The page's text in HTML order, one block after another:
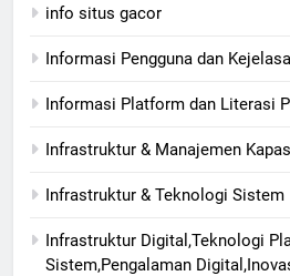
info situs gacor
Informasi Pengguna dan
Informasi Platform dan Literasi
Infrastruktur & Manajemen
Infrastruktur & Teknologi Sistem
Infrastruktur Digital,Teknologi
Sistem,Pengalaman